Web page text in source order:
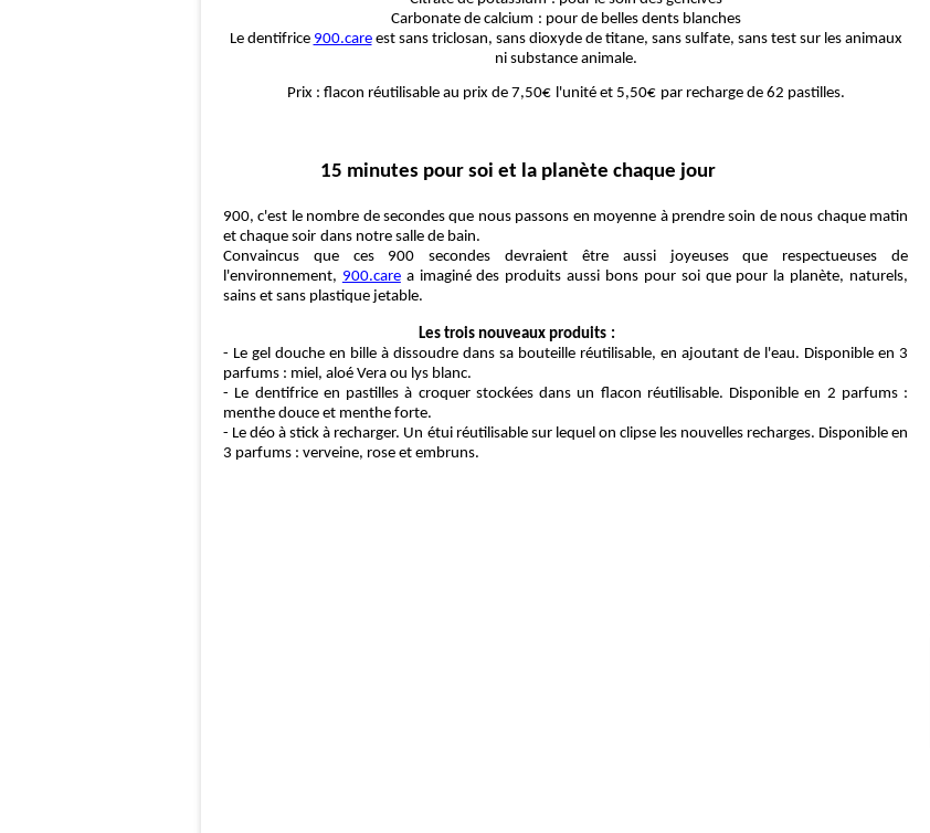
Carbonate de calcium : pour de belles dents blanches
Le dentifrice 900.care est sans triclosan, sans dioxyde de titane, sans sulfate, sans test sur les animaux
ni substance animale.
Prix : flacon réutilisable au prix de 7,50€ l'unité et 5,50€ par recharge de 62 pastilles.
15 minutes pour soi et la planète chaque jour
900, c'est le nombre de secondes que nous passons en moyenne à prendre soin de nous chaque matin
et chaque soir dans notre salle de bain.
Convaincus que ces 900 secondes devraient être aussi joyeuses que respectueuses de
l'environnement, 900.care a imaginé des produits aussi bons pour soi que pour la planète, naturels,
sains et sans plastique jetable.
Les trois nouveaux produits :
- Le gel douche en bille à dissoudre dans sa bouteille réutilisable, en ajoutant de l'eau. Disponible en 3
parfums : miel, aloé Vera ou lys blanc.
- Le dentifrice en pastilles à croquer stockées dans un flacon réutilisable. Disponible en 2 parfums :
menthe douce et menthe forte.
- Le déo à stick à recharger. Un étui réutilisable sur lequel on clipse les nouvelles recharges. Disponible en
3 parfums : verveine, rose et embruns.